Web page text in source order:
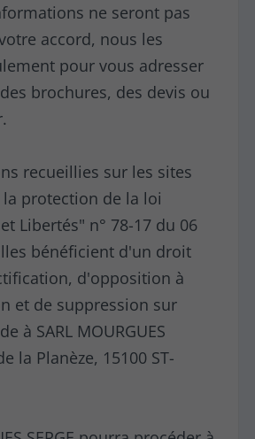
ne seront pas
accord, nous les
pour vous adresser
brochures, des devis ou
recueillies sur les sites
protection de la loi
Libertés" n° 78-17 du 06
bénéficient d'un droit
d'opposition à
et de suppression sur
à SARL MOURGUES
la Planèze, 15100 ST-